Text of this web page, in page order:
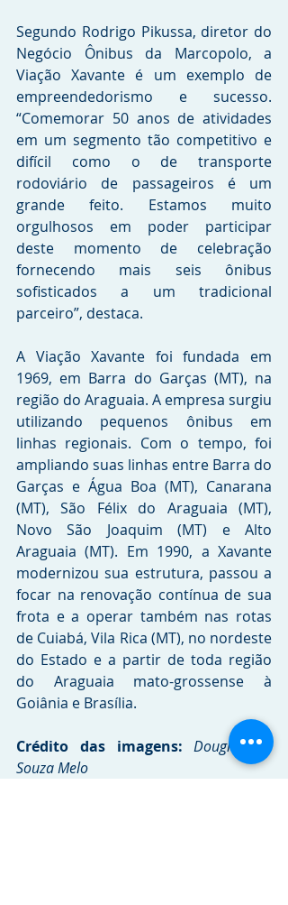
Segundo Rodrigo Pikussa, diretor do
Negócio Ônibus da Marcopolo, a
Viação Xavante é um exemplo de
empreendedorismo e sucesso.
“Comemorar 50 anos de atividades
em um segmento tão competitivo e
difícil como o de transporte
rodoviário de passageiros é um
grande feito. Estamos muito
orgulhosos em poder participar
deste momento de celebração
fornecendo mais seis ônibus
sofisticados a um tradicional
parceiro”, destaca.
A Viação Xavante foi fundada em
1969, em Barra do Garças (MT), na
região do Araguaia. A empresa surgiu
utilizando pequenos ônibus em
linhas regionais. Com o tempo, foi
ampliando suas linhas entre Barra do
Garças e Água Boa (MT), Canarana
(MT), São Félix do Araguaia (MT),
Novo São Joaquim (MT) e Alto
Araguaia (MT). Em 1990, a Xavante
modernizou sua estrutura, passou a
focar na renovação contínua de sua
frota e a operar também nas rotas
de Cuiabá, Vila Rica (MT), no nordeste
do Estado e a partir de toda região
do Araguaia mato-grossense à
Goiânia e Brasília.
Crédito das imagens:
Douglas de
Souza Melo